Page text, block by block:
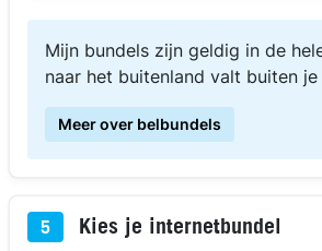
Mijn bundels zijn geldig in de
naar het buitenland valt buiten je
Meer over belbundels
5 Kies je internetbundel